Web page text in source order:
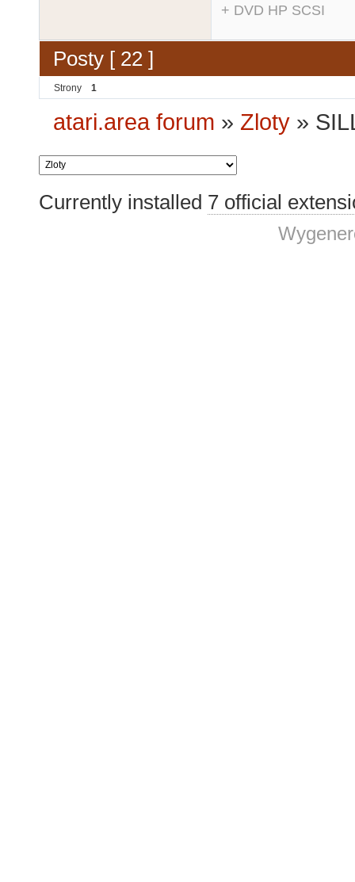
+ DVD HP SCSI
Posty [ 22 ]
Strony 1
atari.area forum » Zloty »
Currently installed 7 official